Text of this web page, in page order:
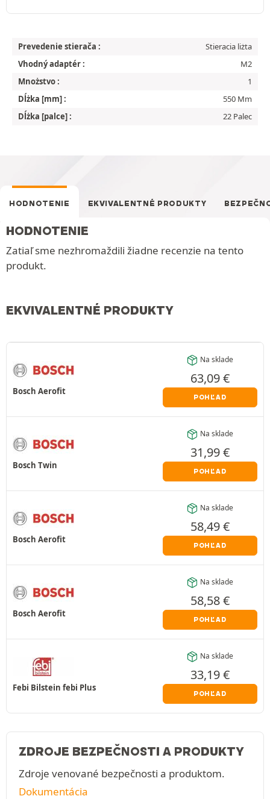
Prevedenie stierača :
Stieracia liżta
Vhodný adaptér :
M2
Mnożstvo :
1
Dĺżka [mm] :
550 Mm
Dĺżka [palce] :
22 Palec
HODNOTENIE EKVIVALENTNÉ PRODUKTY
HODNOTENIE
Zatiaľ sme nezhromaždili žiadne recenzie na tento
produkt.
EKVIVALENTNÉ PRODUKTY
Bosch Aerofit
Na sklade
63,09€
POHĽAD
Bosch Twin
Na sklade
31,99€
POHĽAD
Bosch Aerofit
Na sklade
58,49€
POHĽAD
Bosch Aerofit
Na sklade
58,58€
POHĽAD
Febi Bilstein febi Plus
Na sklade
33,19€
POHĽAD
ZDROJE BEZPEČNOSTI A PRODUKTY
Zdroje venované bezpečnosti a produktom.
Dokumentácia